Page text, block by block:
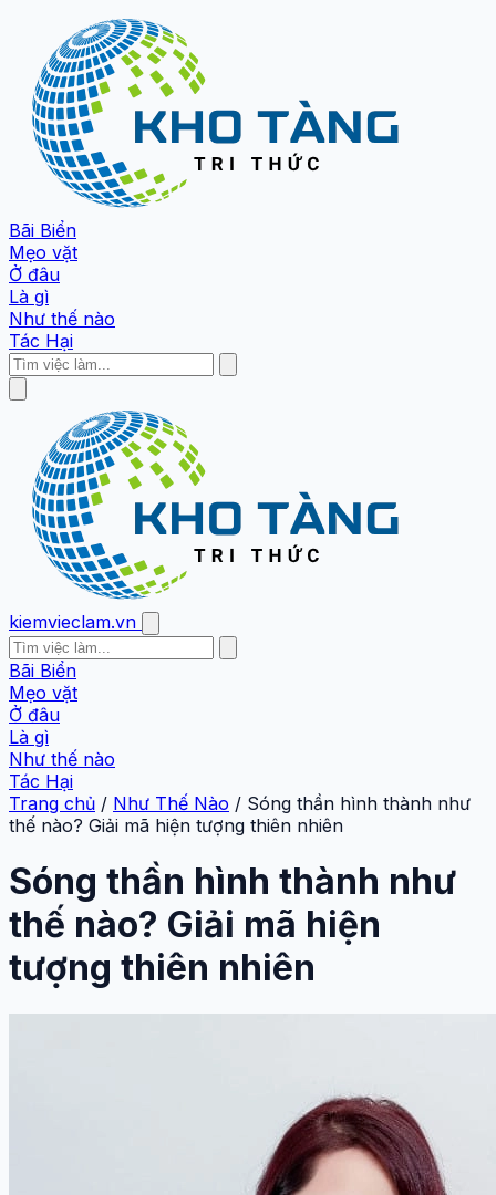
Bãi Biển
Mẹo vặt
Ở đâu
Là gì
Như thế nào
Tác Hại
kiemvieclam.vn
Bãi Biển
Mẹo vặt
Ở đâu
Là gì
Như thế nào
Tác Hại
Trang chủ / Như Thế Nào / Sóng thần hình thành như
thế nào? Giải mã hiện tượng thiên nhiên
Sóng thần hình thành như
thế nào? Giải mã hiện
tượng thiên nhiên